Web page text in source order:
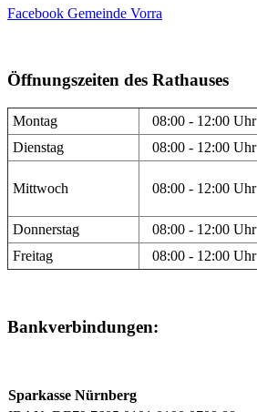
Facebook Gemeinde Vorra
Öffnungszeiten des Rathauses
Montag 08:00 - 12:00 Uhr
Dienstag
08:00 - 12:00 Uhr
Mittwoch 08:00 - 12:00 Uhr
Donnerstag 08:00 - 12:00 Uhr
Freitag
08:00 - 12:00 Uhr
Bankverbindungen:
Sparkasse Nürnberg